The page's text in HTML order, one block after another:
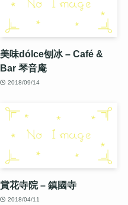
美味dólce刨冰 – Café &
Bar 琴音庵
2018/09/14
賞花寺院 – 鎮國寺
2018/04/11